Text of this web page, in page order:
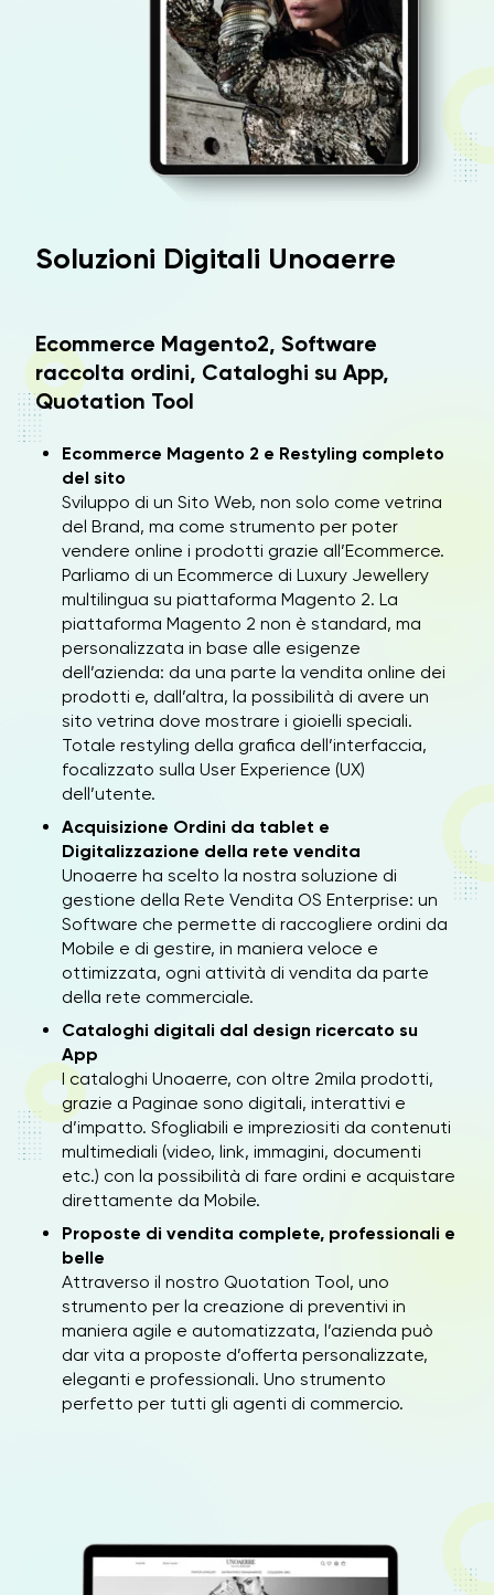
Soluzioni Digitali Unoaerre
Ecommerce Magento2, Software
raccolta ordini, Cataloghi su App,
Quotation Tool
Ecommerce Magento 2 e Restyling completo
del sito
Sviluppo di un Sito Web, non solo come vetrina
del Brand, ma come strumento per poter
vendere online i prodotti grazie all’Ecommerce.
Parliamo di un Ecommerce di Luxury Jewellery
multilingua su piattaforma Magento 2. La
piattaforma Magento 2 non è standard, ma
personalizzata in base alle esigenze
dell’azienda: da una parte la vendita online dei
prodotti e, dall’altra, la possibilità di avere un
sito vetrina dove mostrare i gioielli speciali.
Totale restyling della grafica dell’interfaccia,
focalizzato sulla User Experience (UX)
dell’utente.
Acquisizione Ordini da tablet e
Digitalizzazione della rete vendita
Unoaerre ha scelto la nostra soluzione di
gestione della Rete Vendita OS Enterprise: un
Software che permette di raccogliere ordini da
Mobile e di gestire, in maniera veloce e
ottimizzata, ogni attività di vendita da parte
della rete commerciale.
Cataloghi digitali dal design ricercato su
App
I cataloghi Unoaerre, con oltre 2mila prodotti,
grazie a Paginae sono digitali, interattivi e
d’impatto. Sfogliabili e impreziositi da contenuti
multimediali (video, link, immagini, documenti
etc.) con la possibilità di fare ordini e acquistare
direttamente da Mobile.
Proposte di vendita complete, professionali e
belle
Attraverso il nostro Quotation Tool, uno
strumento per la creazione di preventivi in
maniera agile e automatizzata, l’azienda può
dar vita a proposte d’offerta personalizzate,
eleganti e professionali. Uno strumento
perfetto per tutti gli agenti di commercio.